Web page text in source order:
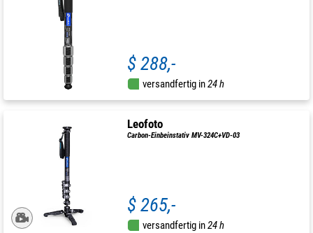
$ 288,-
versandfertig in24 h
Leofoto
Carbon-Einbeinstativ MV-324C+VD-03
$ 265,-
versandfertig in24 h